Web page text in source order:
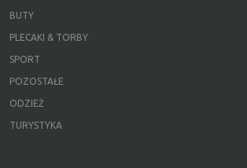
BUTY
PLECAKI & TORBY
SPORT
POZOSTAŁE
ODZIEŻ
TURYSTYKA